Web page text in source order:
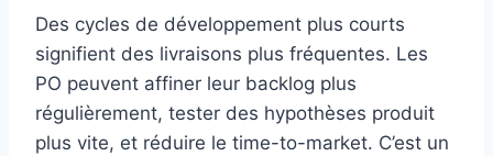
Des cycles de développement plus courts
signifient des livraisons plus fréquentes. Les
PO peuvent affiner leur backlog plus
régulièrement, tester des hypothèses produit
plus vite, et réduire le time-to-market. C’est un